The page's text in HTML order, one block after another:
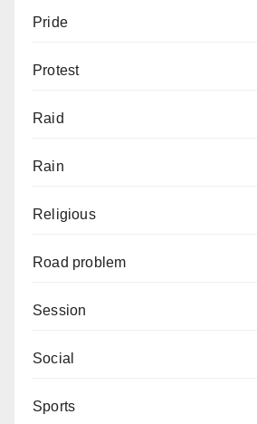
Pride
Protest
Raid
Rain
Religious
Road problem
Session
Social
Sports